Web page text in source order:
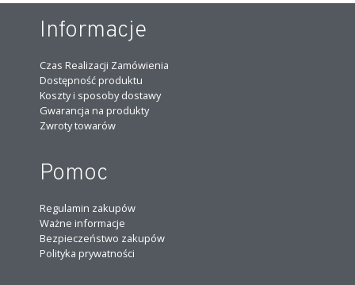
Informacje
Czas Realizacji Zamówienia
Dostępność produktu
Koszty i sposoby dostawy
Gwarancja na produkty
Zwroty towarów
Pomoc
Regulamin zakupów
Ważne informacje
Bezpieczeństwo zakupów
Polityka prywatności